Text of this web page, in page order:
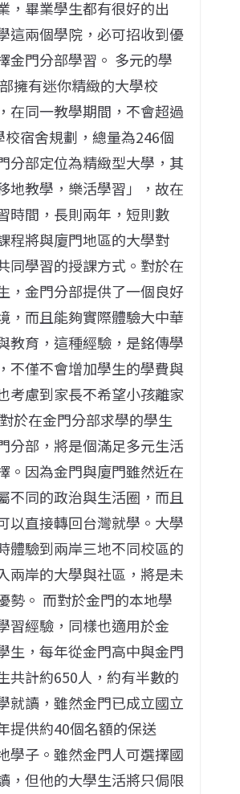
，畢業學生都有很好的出
這兩個學院，必可招收到優
金門分部學習。 多元的學
擁有迷你精緻的大學校
在同一教學期間，不會超過
校宿舍規劃，總量為246個
分部定位為精緻型大學，其
地教學，樂活學習」，故在
時間，長則兩年，短則數
程將與廈門地區的大學對
同學習的授課方式。對於在
，金門分部提供了一個良好
，而且能夠實際體驗大中華
教育，這種經驗，是銘傳學
不僅不會增加學生的學費與
考慮到家長不希望小孩離家
於在金門分部求學的學生
分部，將是個滿足多元生活
。因為金門與廈門雖然近在
不同的政治與生活圈，而且
以直接轉回台灣就學。大學
體驗到兩岸三地不同校區的
兩岸的大學與社區，將是未
勢。 而對於金門的本地學
習經驗，同樣也適用於金
生，每年從金門高中與金門
共計約650人，約有半數的
就讀，雖然金門已成立國立
提供約40個名額的保送
學子。雖然金門人可選擇國
，但他的大學生活將只侷限